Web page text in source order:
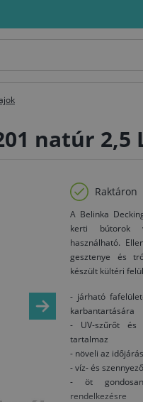
natúr 2,5
Raktáron
A Belinka
kerti bútorok
használható.
gesztenye és
készült kültéri
- járható
karbantartására
- UV-szűrőt és
tartalmaz
- növeli az
- víz- és
- öt
rendelkezésre